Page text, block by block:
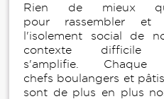
Rien de mieux
pour rassembler et
l'isolement social de
contexte
s'amplifie. Chaque
chefs boulangers et
sont de plus en plus